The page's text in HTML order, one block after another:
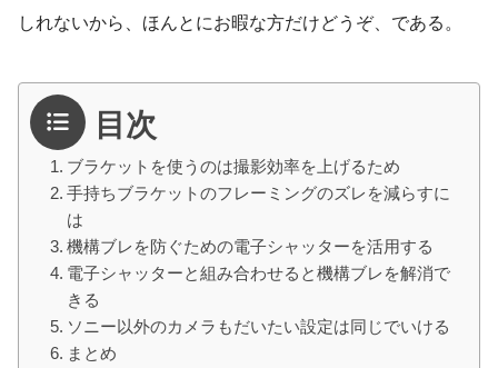
しれないから、ほんとにお暇な方だけどうぞ、である。
目次
ブラケットを使うのは撮影効率を上げるため
手持ちブラケットのフレーミングのズレを減らすに
は
機構ブレを防ぐための電子シャッターを活用する
電子シャッターと組み合わせると機構ブレを解消で
きる
ソニー以外のカメラもだいたい設定は同じでいける
まとめ